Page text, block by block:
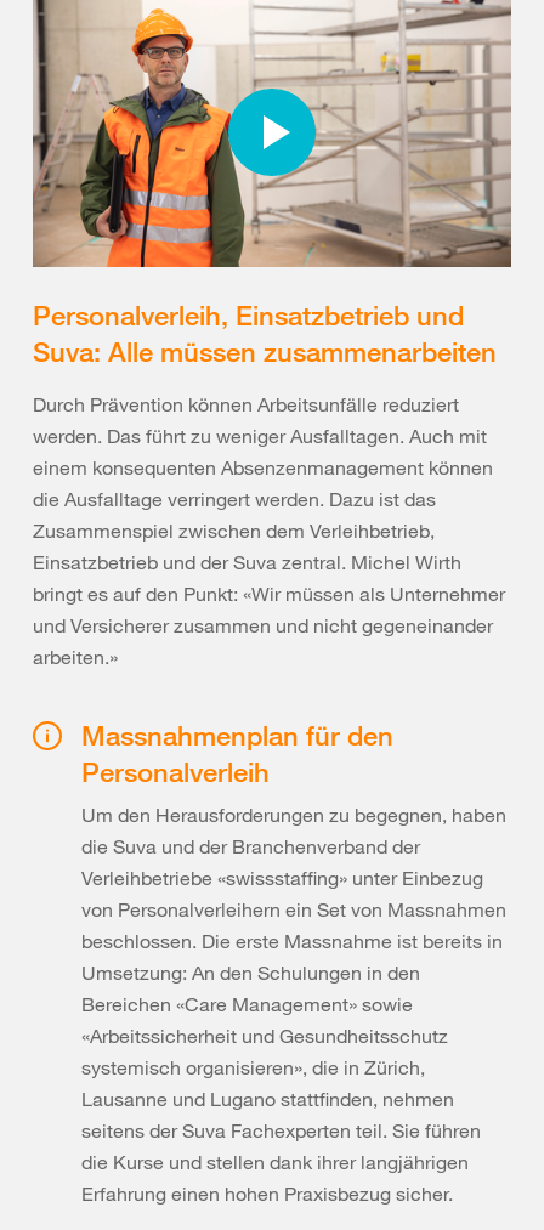
Personalverleih, Einsatzbetrieb und
Suva: Alle müssen zusammenarbeiten
Durch Prävention können Arbeitsunfälle reduziert
werden. Das führt zu weniger Ausfalltagen. Auch mit
einem konsequenten Absenzenmanagement können
die Ausfalltage verringert werden. Dazu ist das
Zusammenspiel zwischen dem Verleihbetrieb,
Einsatzbetrieb und der Suva zentral. Michel Wirth
bringt es auf den Punkt: «Wir müssen als Unternehmer
und Versicherer zusammen und nicht gegeneinander
arbeiten.»
Massnahmenplan für den
Personalverleih
Um den Herausforderungen zu begegnen, haben
die Suva und der Branchenverband der
Verleihbetriebe «swissstaffing» unter Einbezug
von Personalverleihern ein Set von Massnahmen
beschlossen. Die erste Massnahme ist bereits in
Umsetzung: An den Schulungen in den
Bereichen «Care Management» sowie
«Arbeitssicherheit und Gesundheitsschutz
systemisch organisieren», die in Zürich,
Lausanne und Lugano stattfinden, nehmen
seitens der Suva Fachexperten teil. Sie führen
die Kurse und stellen dank ihrer langjährigen
Erfahrung einen hohen Praxisbezug sicher.